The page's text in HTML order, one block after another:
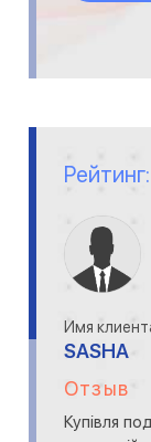
Рейтинг:
Имя
SASHA
Отзыв
Купівля